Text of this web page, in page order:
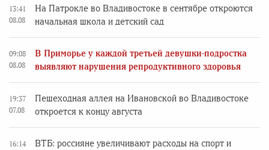
13:41
08.08
На Патрокле во Владивостоке в сентябре откроются
начальная школа и детский сад
09:08
08.08
В Приморье у каждой третьей девушки-подростка
выявляют нарушения репродуктивного здоровья
19:37
07.08
Пешеходная аллея на Ивановской во Владивостоке
откроется к концу августа
16:14
ВТБ: россияне увеличивают расходы на спорт и